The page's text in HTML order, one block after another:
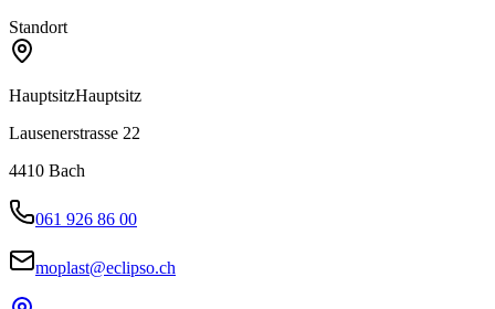
Standort
HauptsitzHauptsitz
Lausenerstrasse 22
4410 Bach
061 926 86 00
moplast@eclipso.ch